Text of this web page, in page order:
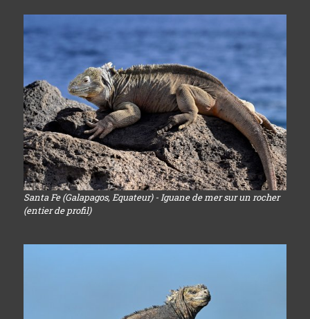
Santa Fe (Galapagos, Equateur) - Iguane de mer sur un rocher
(entier de profil)